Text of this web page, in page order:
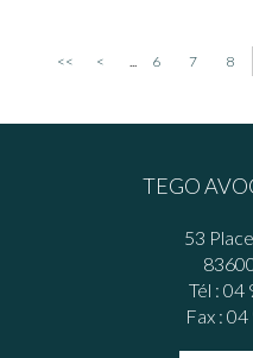
<< < 6 7 8
TEGO
53
Tél : 04
Fax :